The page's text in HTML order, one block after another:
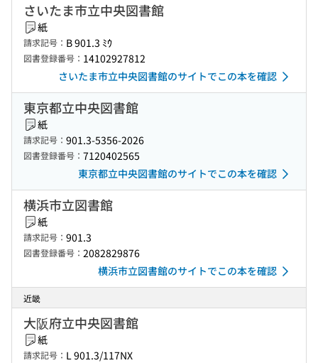
さいたま市立中央図書館
紙
請求記号： B 901.3 ﾐｳ
図書登録番号： 14102927812
さいたま市立中央図書館のサイトでこの本を確認
東京都立中央図書館
紙
請求記号： 901.3-5356-2026
図書登録番号： 7120402565
東京都立中央図書館のサイトでこの本を確認
横浜市立図書館
紙
請求記号： 901.3
図書登録番号： 2082829876
横浜市立図書館のサイトでこの本を確認
近畿
大阪府立中央図書館
紙
請求記号： L 901.3/117NX